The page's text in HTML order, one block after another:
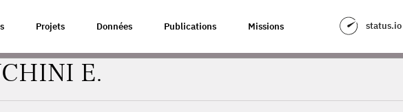
Projets Données Publications Missions status.io
E.